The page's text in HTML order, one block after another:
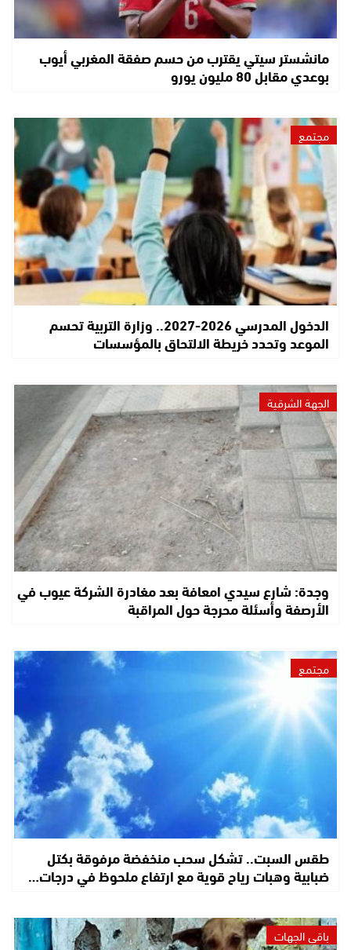
مانشستر سيتي يقترب من حسم صفقة المغربي أيوب
بوعدي مقابل 80 مليون يورو
مجتمع
الدخول المدرسي 2026-2027.. وزارة التربية تحسم
الموعد وتحدد خريطة الالتحاق بالمؤسسات
الجهة الشرقية
وجدة: شارع سيدي امعافة بعد مغادرة الشركة عيوب في
الأرصفة وأسئلة محرجة حول المراقبة
مجتمع
طقس السبت.. تشكل سحب منخفضة مرفوقة بكتل
ضبابية وهبات رياح قوية مع ارتفاع ملحوظ في درجات…
باقي الجهات